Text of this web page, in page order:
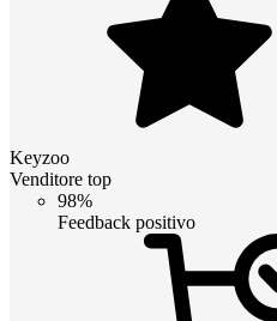
Keyzoo
Venditore top
98%
Feedback positivo